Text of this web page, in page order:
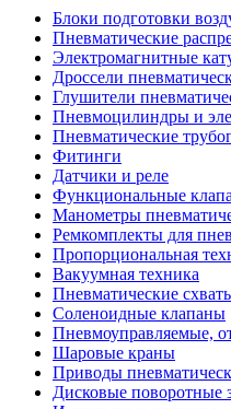
Блоки подготовки
Пневматические
Электромагнитные
Дроссели
Глушители
Пневмоцилиндры и
Пневматические
Фитинги
Датчики и реле
Функциональные
Манометры
Ремкомплекты для
Пропорциональная
Вакуумная техника
Пневматические
Соленоидные клапаны
Пневмоуправляемые,
Шаровые краны
Приводы
Дисковые поворотные